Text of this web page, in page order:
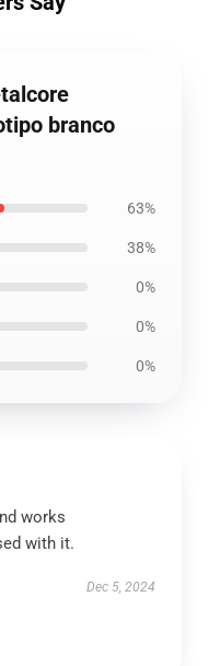
branco
63%
38%
0%
0%
0%
works
with it.
Dec 5, 2024